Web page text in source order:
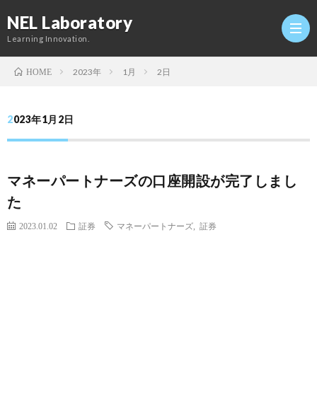
NEL Laboratory
Learning Innovation.
研
HOME 2023年 1月 2日
2023年1月2日
マネーパートナーズの口座開設が完了しまし
た
2023.01.02 証券 マネーパートナーズ 証券